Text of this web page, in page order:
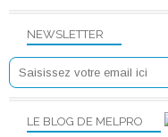
NEWSLETTER
LE BLOG DE MELPRO